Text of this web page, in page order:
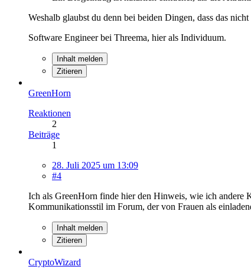
Weshalb glaubst du denn bei beiden Dingen, dass das
Software Engineer bei Threema, hier als Individuum.
Inhalt melden
Zitieren
GreenHorn
Reaktionen
2
Beiträge
1
28. Juli 2025 um 13:09
#4
Ich als GreenHorn finde hier den Hinweis, wie ich andere
Kommunikationsstil im Forum, der von Frauen als
Inhalt melden
Zitieren
CryptoWizard